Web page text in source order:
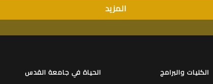
المزيد
الكليات والبرامج
الحياة في جامعة القدس